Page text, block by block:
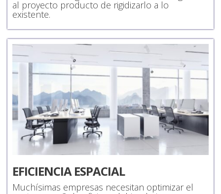
al proyecto producto de rigidizarlo a lo
existente.
EFICIENCIA ESPACIAL
Muchísimas empresas necesitan optimizar el